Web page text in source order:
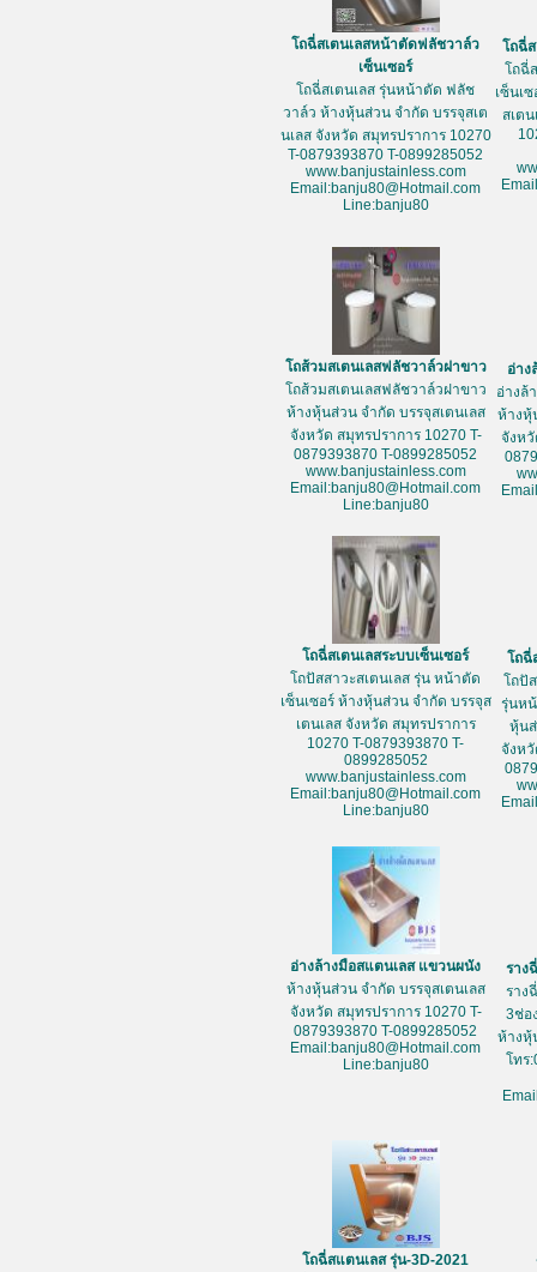
โถฉี่สเตนเลสหน้าตัดฟลัชวาล์ว
เซ็นเซอร์
โถฉี่สเตนเลส รุ่นหน้าตัด ฟลัช
วาล์ว ห้างหุ้นส่วน จำกัด บรรจุสเต
นเลส จังหวัด สมุทรปราการ 10270
T-0879393870 T-0899285052
www.banjustainless.com
Email:banju80@Hotmail.com
Line:banju80
โถฉี่
โถฉี่
เซ็นเ
สเต
โถส้วมสเตนเลสฟลัชวาล์วฝาขาว
โถส้วมสเตนเลสฟลัชวาล์วฝาขาว
ห้างหุ้นส่วน จำกัด บรรจุสเตนเลส
จังหวัด สมุทรปราการ 10270 T-
0879393870 T-0899285052
www.banjustainless.com
Email:banju80@Hotmail.com
Line:banju80
อ่าง
อ่างล้
ห้างหุ้
จังห
โถฉี่สเตนเลสระบบเซ็นเซอร์
โถปัสสาวะสเตนเลส รุ่น หน้าตัด
เซ็นเซอร์ ห้างหุ้นส่วน จำกัด บรรจุส
เตนเลส จังหวัด สมุทรปราการ
10270 T-0879393870 T-
0899285052
www.banjustainless.com
Email:banju80@Hotmail.com
Line:banju80
โถฉี่
โถปั
รุ่นห
หุ้น
จังห
อ่างล้างมือสแตนเลส แขวนผนัง
ห้างหุ้นส่วน จำกัด บรรจุสเตนเลส
จังหวัด สมุทรปราการ 10270 T-
0879393870 T-0899285052
Email:banju80@Hotmail.com
Line:banju80
ราง
ราง
3ช่อ
ห้างหุ้
โทร
โถฉี่สแตนเลส รุ่น-3D-2021